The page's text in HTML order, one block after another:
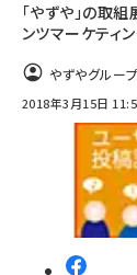
「やずや」の取
ンツマーケティ
やずやグルー
2018年3月15日